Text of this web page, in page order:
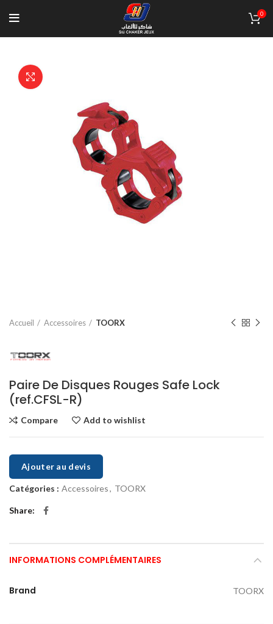
0
Accueil Accessoires TOORX
Paire De Disques Rouges Safe Lock
(ref.CFSL-R)
Compare Add to wishlist
Ajouter au devis
Catégories : Accessoires, TOORX
Share
INFORMATIONS COMPLÉMENTAIRES
Brand TOORX